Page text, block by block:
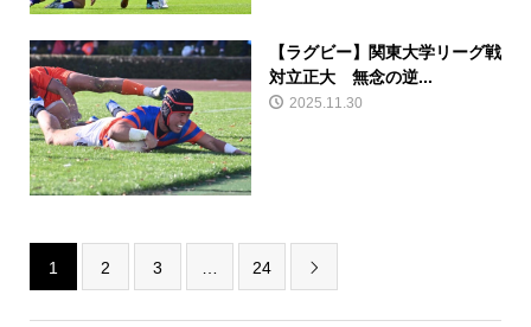
【ラグビー】関東大学リーグ戦
対立正大 無念の逆...
2025.11.30
1 2 3 24 